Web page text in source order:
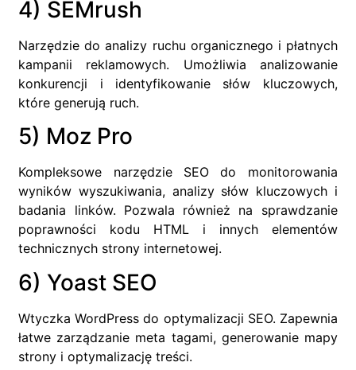
4) SEMrush
Narzędzie do analizy ruchu organicznego i płatnych
kampanii reklamowych. Umożliwia analizowanie
konkurencji i identyfikowanie słów kluczowych,
które generują ruch.
5) Moz Pro
Kompleksowe narzędzie SEO do monitorowania
wyników wyszukiwania, analizy słów kluczowych i
badania linków. Pozwala również na sprawdzanie
poprawności kodu HTML i innych elementów
technicznych strony internetowej.
6) Yoast SEO
Wtyczka WordPress do optymalizacji SEO. Zapewnia
łatwe zarządzanie meta tagami, generowanie mapy
strony i optymalizację treści.